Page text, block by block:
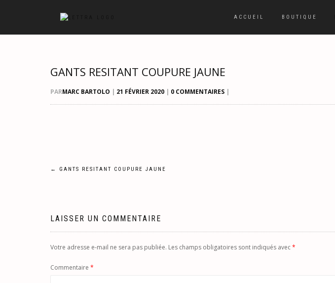
ACCUEIL BOUTIQUE
GANTS RESITANT COUPURE JAUNE
PARMARC BARTOLO | 21 FÉVRIER 2020 | 0 COMMENTAIRES |
Navigation
l’article
← GANTS RESITANT COUPURE JAUNE
LAISSER UN COMMENTAIRE
Votre adresse e-mail ne sera pas publiée. Les champs obligatoires sont indiqués avec*
Commentaire *